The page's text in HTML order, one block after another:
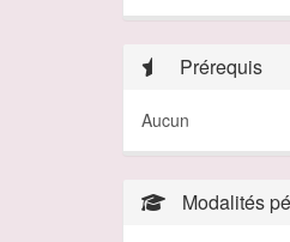
Prérequis
Aucun
Modalités